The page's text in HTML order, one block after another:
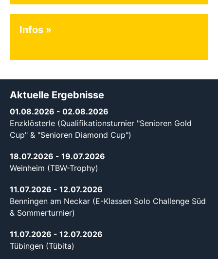
Infos
Aktuelle Ergebnisse
01.08.2026 - 02.08.2026
Enzklösterle (Qualifikationsturnier "Senioren Gold
Cup" & "Senioren Diamond Cup")
18.07.2026 - 19.07.2026
Weinheim (TBW-Trophy)
11.07.2026 - 12.07.2026
Benningen am Neckar (E-Klassen Solo Challenge Süd
& Sommerturnier)
11.07.2026 - 12.07.2026
Tübingen (Tübita)